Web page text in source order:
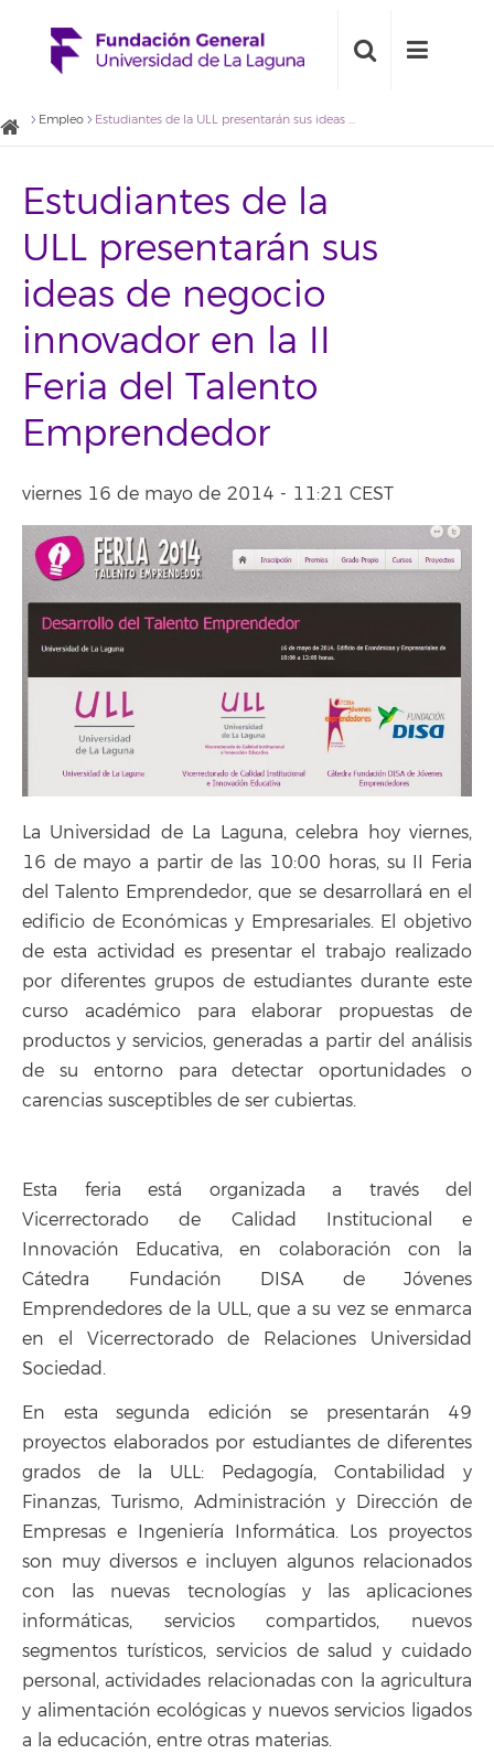
Empleo Estudiantes de la ULL presentarán sus ideas de negocio innovador en la II Feria del Talento Emprendedor
Estudiantes de la
ULL presentarán sus
ideas de negocio
innovador en la II
Feria del Talento
Emprendedor
viernes 16 de mayo de 2014 - 11:21 CEST
La Universidad de La Laguna, celebra hoy viernes,
16 de mayo a partir de las 10:00 horas, su II Feria
del Talento Emprendedor, que se desarrollará en el
edificio de Económicas y Empresariales. El objetivo
de esta actividad es presentar el trabajo realizado
por diferentes grupos de estudiantes durante este
curso académico para elaborar propuestas de
productos y servicios, generadas a partir del análisis
de su entorno para detectar oportunidades o
carencias susceptibles de ser cubiertas.
Esta feria está organizada a través del
Vicerrectorado de Calidad Institucional e
Innovación Educativa, en colaboración con la
Cátedra Fundación DISA de Jóvenes
Emprendedores de la ULL, que a su vez se enmarca
en el Vicerrectorado de Relaciones Universidad
Sociedad.
En esta segunda edición se presentarán 49
proyectos elaborados por estudiantes de diferentes
grados de la ULL: Pedagogía, Contabilidad y
Finanzas, Turismo, Administración y Dirección de
Empresas e Ingeniería Informática. Los proyectos
son muy diversos e incluyen algunos relacionados
con las nuevas tecnologías y las aplicaciones
informáticas, servicios compartidos, nuevos
segmentos turísticos, servicios de salud y cuidado
personal, actividades relacionadas con la agricultura
y alimentación ecológicas y nuevos servicios ligados
a la educación, entre otras materias.